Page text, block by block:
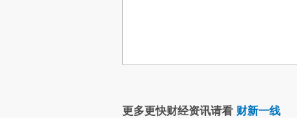
更多更快财经资讯请看 财新一线